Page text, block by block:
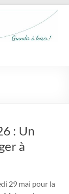
: Un
à
29 mai pour la